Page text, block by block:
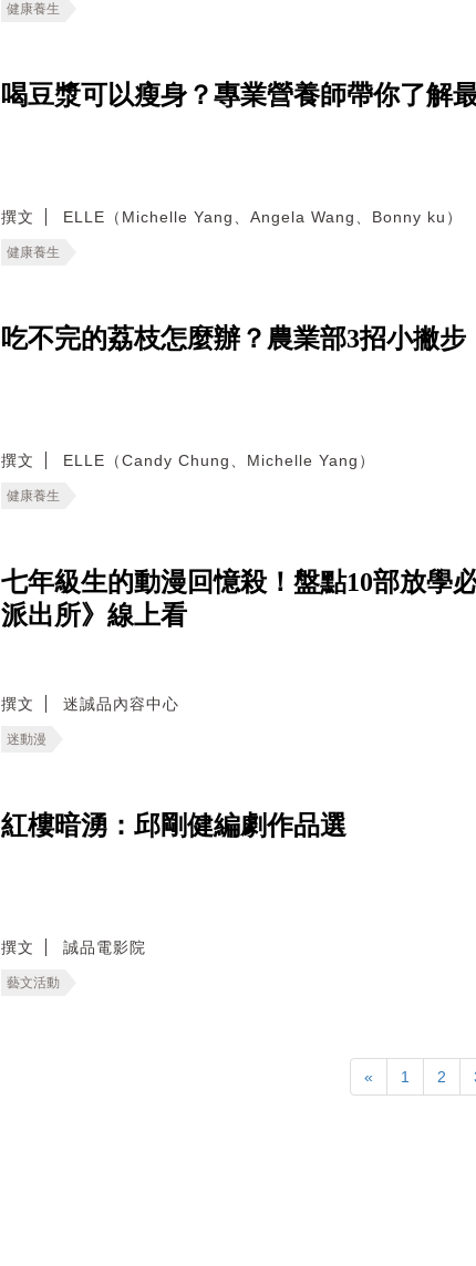
健康養生
喝豆漿可以瘦身？專業營養師帶你了解
撰文 ELLE（Michelle Yang、Angela Wang、Bonny ku）
健康養生
吃不完的荔枝怎麼辦？農業部3招小撇步
撰文 ELLE（Candy Chung、Michelle Yang）
健康養生
七年級生的動漫回憶殺！盤點10部放學
派出所》線上看
撰文 迷誠品內容中心
迷動漫
紅樓暗湧：邱剛健編劇作品選
撰文 誠品電影院
藝文活動
« 1 2